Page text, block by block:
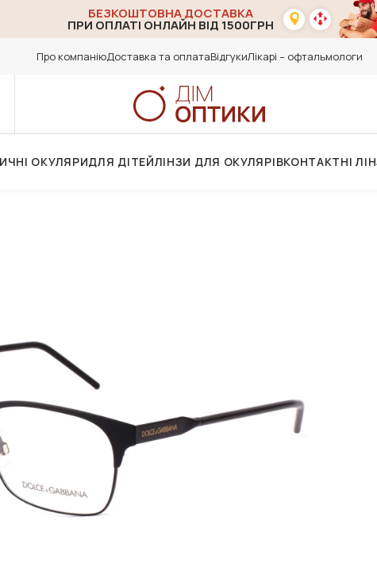
БЕЗКОШТОВНА ДОСТАВКА
ПРИ ОПЛАТІ ОНЛАЙН ВІД 1500ГРН
Про компаніюДоставка та оплатаВідгукиЛікарі – офтальмологи
ОКУЛЯРИДЛЯ ДІТЕЙЛІНЗИ ДЛЯ ОКУЛЯРІВКОНТАКТНІ